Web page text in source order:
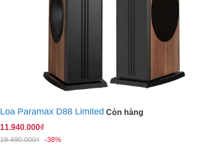
Loa Paramax D88 Limited Còn hàng
11.940.000₫
19.490.000₫ -38%